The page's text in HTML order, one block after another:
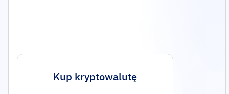
Kup kryptowalutę